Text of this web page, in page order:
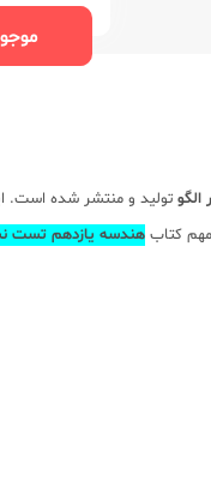
الگو تولید و منتشر شده است.
کتاب هندسه یازدهم تست